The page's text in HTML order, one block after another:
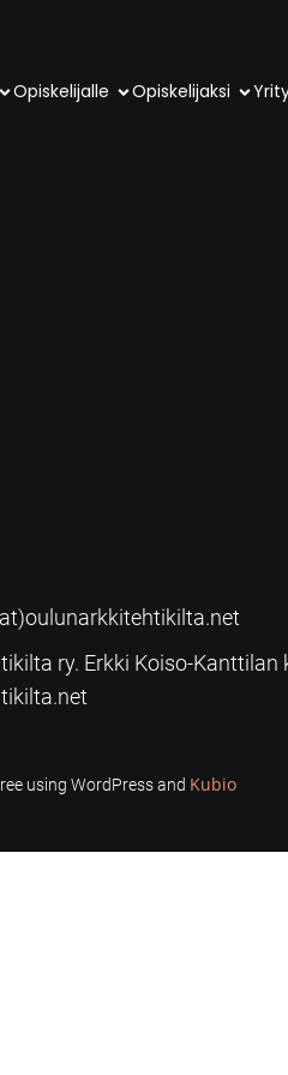
Opiskelijalle Opiskelijaksi
ry. Erkki Koiso-Kanttilan
using WordPress and Kubio